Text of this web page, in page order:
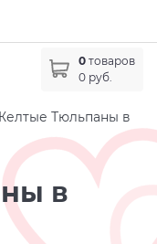
0 товаров
0 руб.
Тюльпаны в
в